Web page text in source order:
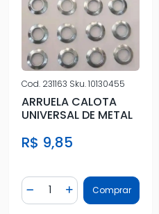
Cod. 231163 Sku.10130455
ARRUELA CALOTA
UNIVERSAL DE METAL
R$ 9,85
Diminuir Quantidade
Quantidade
Adicionar Quantidade
Comprar